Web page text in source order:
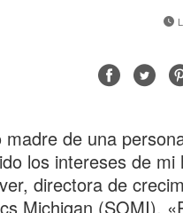
madre de una
los intereses de
directora de
Michigan (SOMI).